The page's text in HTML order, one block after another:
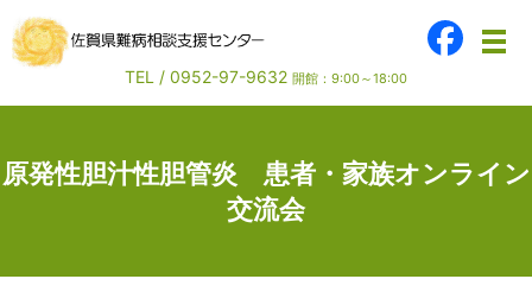
メ
TEL / 0952-97-9632 開館：9:00～18:00
原発性胆汁性胆管炎 患者・家族オンライン
交流会